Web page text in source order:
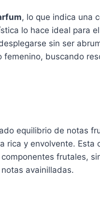
, lo que indica una
lo hace ideal para
sin ser
buscando
equilibrio de notas
rica y envolvente. Esta
frutales,
avainilladas.